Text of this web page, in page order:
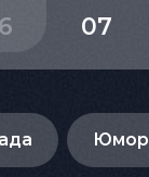
07
Юмор